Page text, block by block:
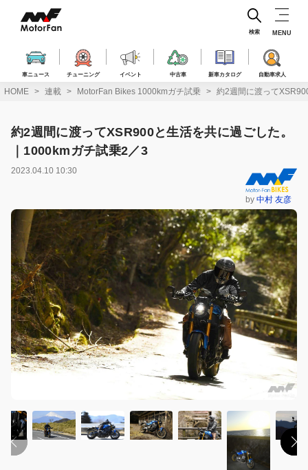
ス
車ニュース チューニング イベント 中古車 新車カタログ 自動車求人
検索 MENU
HOME 連載 MotorFan Bikes 1000kmガチ試乗 約2週間に渡って
約2週間に渡ってXSR900と生活を共に過ごした。
｜1000kmガチ試乗2／3
2023.04.10 10:30
by中村 友彦